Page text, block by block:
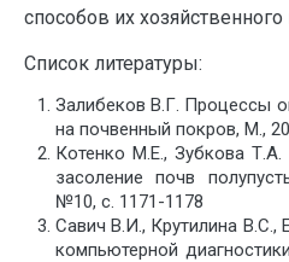
способов их
Список литературы:
Залибеков В.Г. Процессы
на почвенный покров, М.,
Котенко М.Е., Зубкова
засоление почв
№10, с. 1171-1178
Савич В.И., Крутилина В.С.,
компьютерной